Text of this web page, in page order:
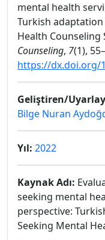
mental health
Turkish
Health Counseling
Counseling, 7(1),
https://dx.doi.org/
Geliştiren/
Bilge Nuran
Yıl: 2022
Kaynak Adı:
seeking mental
perspective:
Seeking Mental